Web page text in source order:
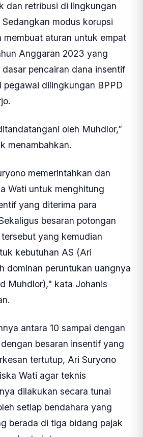
dan retribusi di lingkungan
modus korupsi
membuat aturan untuk empat
Anggaran 2023 yang
pencairan dana insentif
pegawai dilingkungan BPPD
oleh Muhdlor,”
menambahkan.
memerintahkan dan
Wati untuk menghitung
yang diterima para
besaran potongan
yang kemudian
kebutuhan AS (Ari
dominan peruntukan uangnya
Muhdlor)," kata Johanis
antara 10 sampai dengan
besaran insentif yang
tertutup, Ari Suryono
Wati agar teknis
dilakukan secara tunai
setiap bendahara yang
berada di tiga bidang pajak